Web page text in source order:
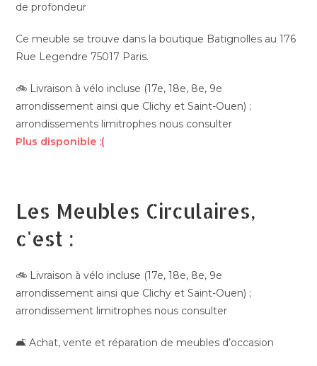
de profondeur
Ce meuble se trouve dans la boutique Batignolles au 176
Rue Legendre 75017 Paris.
🚲 Livraison à vélo incluse (17e, 18e, 8e, 9e
arrondissement ainsi que Clichy et Saint-Ouen) ;
arrondissements limitrophes nous consulter
Plus disponible :(
Les Meubles Circulaires,
c'est :
🚲 Livraison à vélo incluse (17e, 18e, 8e, 9e
arrondissement ainsi que Clichy et Saint-Ouen) ;
arrondissement limitrophes nous consulter
🛋️ Achat, vente et réparation de meubles d’occasion